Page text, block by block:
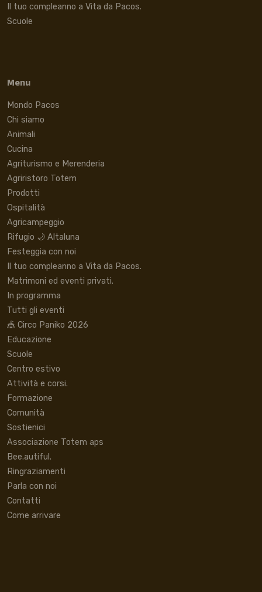
Il tuo compleanno a Vita da Pacos.
Scuole
Menu
Mondo Pacos
Chi siamo
Animali
Cucina
Agriturismo e Merenderia
Agriristoro Totem
Prodotti
Ospitalità
Agricampeggio
Rifugio 🌙 Altaluna
Festeggia con noi
Il tuo compleanno a Vita da Pacos.
Matrimoni ed eventi privati.
In programma
Tutti gli eventi
🎪 Circo Paniko 2026
Educazione
Scuole
Centro estivo
Attività e corsi.
Formazione
Comunità
Sostienici
Associazione Totem aps
Bee.autiful.
Ringraziamenti
Parla con noi
Contatti
Come arrivare